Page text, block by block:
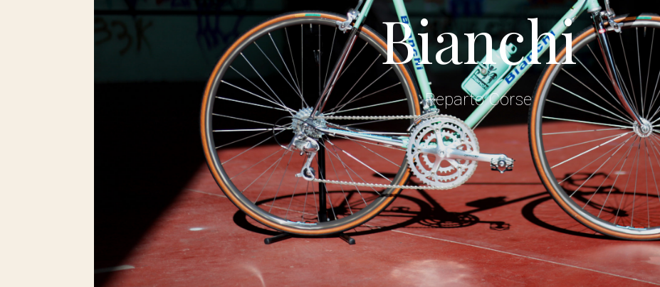
Bianchi
Reparto Corse